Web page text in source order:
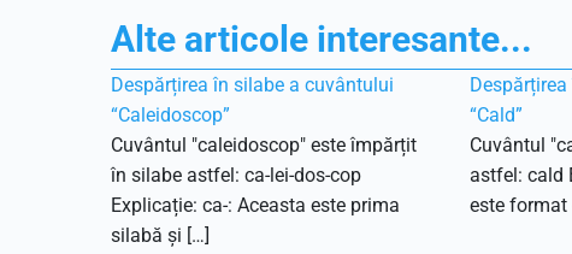
Alte articole interesante...
Despărțirea în silabe a cuvântului
“Caleidoscop”
Cuvântul "caleidoscop" este împărțit
în silabe astfel: ca-lei-dos-cop
Explicație: ca-: Aceasta este prima
silabă și […]
“Cald”
Cuvântul
astfel: cald
este format